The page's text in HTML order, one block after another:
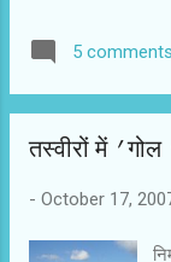
5 comments
तस्वीरों में '
- October 17,